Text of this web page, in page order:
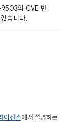
의 CVE 번
습니다.
이선스에서 설명하는